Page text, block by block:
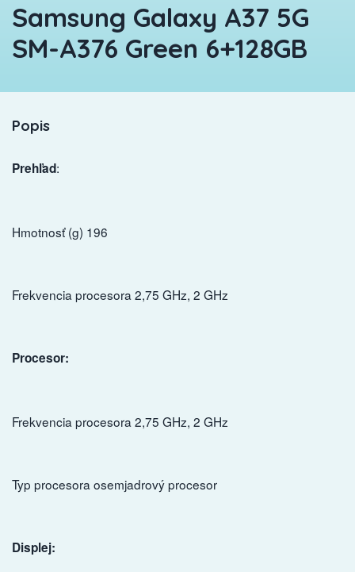
Samsung Galaxy A37 5G
SM-A376 Green 6+128GB
Popis
Prehľad:
Hmotnosť (g) 196
Frekvencia procesora 2,75 GHz, 2 GHz
Procesor:
Frekvencia procesora 2,75 GHz, 2 GHz
Typ procesora osemjadrový procesor
Displej: